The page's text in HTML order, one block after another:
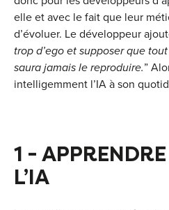
elle et avec le fait que leur
d’évoluer. Le développeur
trop d’ego et supposer que tout
saura jamais le reproduire.”
intelligemment l’IA à son
1 - APPRENDRE
L’IA